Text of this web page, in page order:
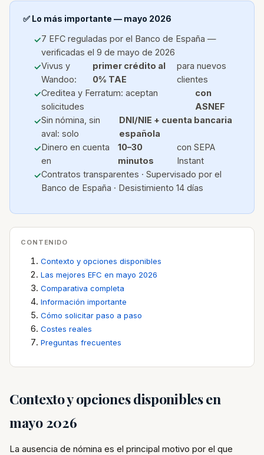
✅ Lo más importante — mayo 2026
7 EFC reguladas por el Banco de España —
verificadas el 9 de mayo de 2026
Vivus y
Wandoo:
primer crédito al
0% TAE
para nuevos
clientes
Creditea y Ferratum: aceptan
solicitudes
con
ASNEF
Sin nómina, sin
aval: solo
DNI/NIE + cuenta bancaria
española
Dinero en cuenta
en
10–30
minutos
con SEPA
Instant
Contratos transparentes · Supervisado por el
Banco de España · Desistimiento 14 días
CONTENIDO
Contexto y opciones disponibles
Las mejores EFC en mayo 2026
Comparativa completa
Información importante
Cómo solicitar paso a paso
Costes reales
Preguntas frecuentes
Contexto y opciones disponibles en
mayo 2026
La ausencia de nómina es el principal motivo por el que